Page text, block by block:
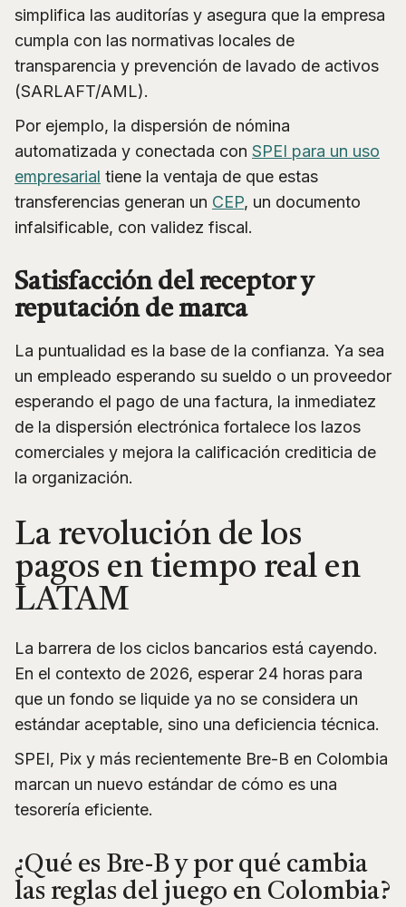
simplifica las auditorías y asegura que la empresa
cumpla con las normativas locales de
transparencia y prevención de lavado de activos
(SARLAFT/AML).
Por ejemplo, la dispersión de nómina
automatizada y conectada con SPEI para un uso
empresarial tiene la ventaja de que estas
transferencias generan un CEP, un documento
infalsificable, con validez fiscal.
Satisfacción del receptor y
reputación de marca
La puntualidad es la base de la confianza. Ya sea
un empleado esperando su sueldo o un proveedor
esperando el pago de una factura, la inmediatez
de la dispersión electrónica fortalece los lazos
comerciales y mejora la calificación crediticia de
la organización.
La revolución de los
pagos en tiempo real en
LATAM
La barrera de los ciclos bancarios está cayendo.
En el contexto de 2026, esperar 24 horas para
que un fondo se liquide ya no se considera un
estándar aceptable, sino una deficiencia técnica.
SPEI, Pix y más recientemente Bre-B en Colombia
marcan un nuevo estándar de cómo es una
tesorería eficiente.
¿Qué es Bre-B y por qué cambia
las reglas del juego en Colombia?